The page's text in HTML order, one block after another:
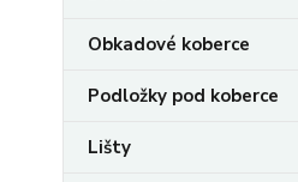
Obkadové koberce
Podložky pod koberce
Lišty